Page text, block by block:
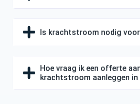
Is krachtstroom nodig voor
Hoe vraag ik een offerte
krachtstroom aanleggen in